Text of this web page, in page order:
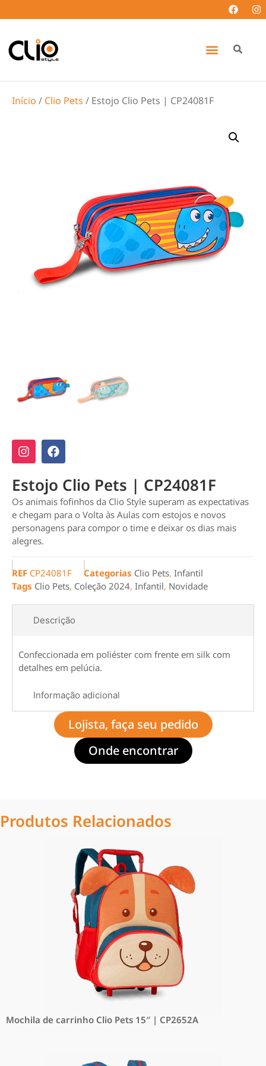
Início / Clio Pets / Estojo Clio Pets | CP24081F
Estojo Clio Pets | CP24081F
Os animais fofinhos da Clio Style superam as expectativas
e chegam para o Volta às Aulas com estojos e novos
personagens para compor o time e deixar os dias mais
alegres.
REF CP24081F Categorias Clio Pets, Infantil
Tags Clio Pets, Coleção 2024, Infantil, Novidade
Descrição
Informação adicional
Confeccionada em poliéster com frente em silk com
detalhes em pelúcia.
Lojista, faça seu pedido
Onde encontrar
Produtos Relacionados
Mochila de carrinho Clio Pets 15″ | CP2652A